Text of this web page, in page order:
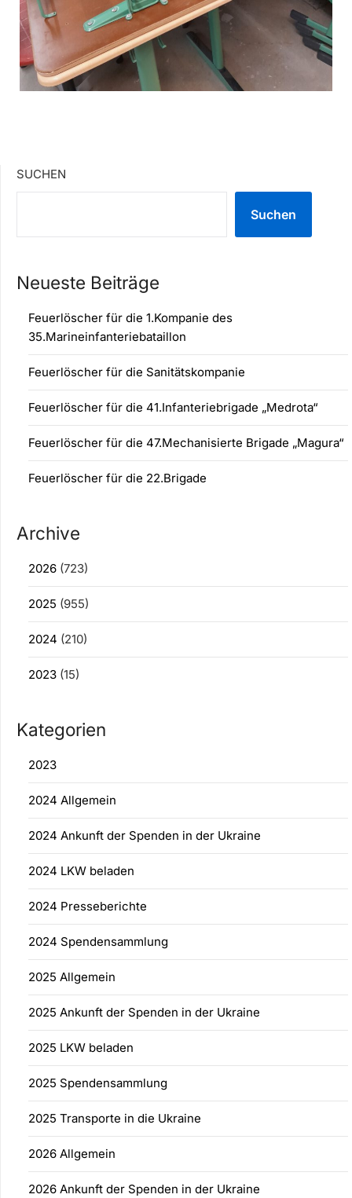
SUCHEN
Suchen
Neueste Beiträge
Feuerlöscher für die 1.Kompanie des
35.Marineinfanteriebataillon
Feuerlöscher für die Sanitätskompanie
Feuerlöscher für die 41.Infanteriebrigade „Medrota“
Feuerlöscher für die 47.Mechanisierte Brigade „Magura“
Feuerlöscher für die 22.Brigade
Archive
2026 (723)
2025 (955)
2024 (210)
2023 (15)
Kategorien
2023
2024 Allgemein
2024 Ankunft der Spenden in der Ukraine
2024 LKW beladen
2024 Presseberichte
2024 Spendensammlung
2025 Allgemein
2025 Ankunft der Spenden in der Ukraine
2025 LKW beladen
2025 Spendensammlung
2025 Transporte in die Ukraine
2026 Allgemein
2026 Ankunft der Spenden in der Ukraine